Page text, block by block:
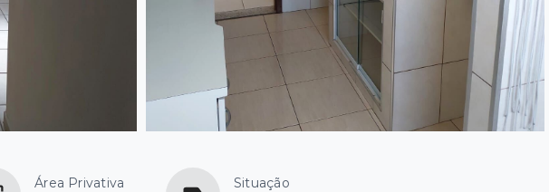
Área Privativa
Situação